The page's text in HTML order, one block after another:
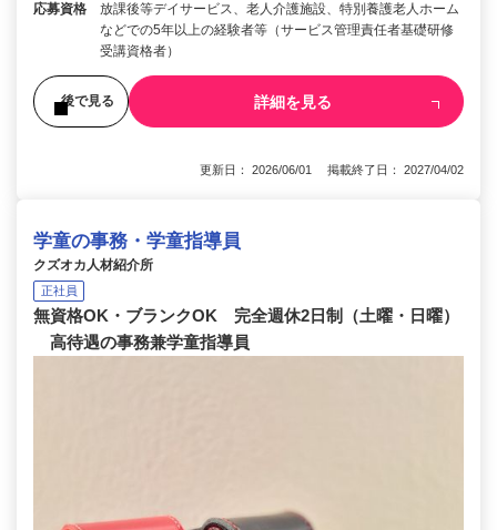
応募資格
放課後等デイサービス、老人介護施設、特別養護老人ホーム
などでの5年以上の経験者等（サービス管理責任者基礎研修
受講資格者）
後で見る 詳細を見る
更新日： 2026/06/01 掲載終了日： 2027/04/02
学童の事務・学童指導員
クズオカ人材紹介所
正社員
無資格OK・ブランクOK 完全週休2日制（土曜・日曜）
高待遇の事務兼学童指導員